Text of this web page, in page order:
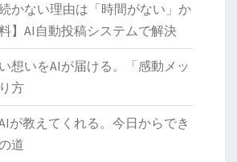
かない理由は「時間がない」か
】AI自動投稿システムで解決
想いをAIが届ける。「感動メッ
方
が教えてくれる。今日からでき
道